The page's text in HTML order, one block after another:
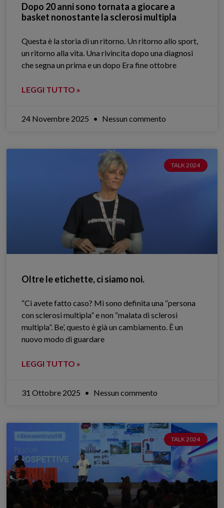
Dopo 20 anni sono tornata a giocare a
basket nonostante la sclerosi multipla
Questa è la storia di un ritorno. Un ritorno allo sport,
un ritorno alla vita. Una rivincita dopo una diagnosi
che segna un prima e un dopo Era fine ottobre
LEGGI TUTTO »
24 Novembre 2025 Nessun commento
TALK 2024
Oltre le etichette, ci siamo noi.
“Ci avete fatto caso? Mi sono definita una “persona
con sclerosi multipla” e non “malata di sclerosi
multipla”. Be’, questo è già un cambiamento. È un
nuovo modo di guardare
LEGGI TUTTO »
31 Ottobre 2025 Nessun commento
TALK 2024